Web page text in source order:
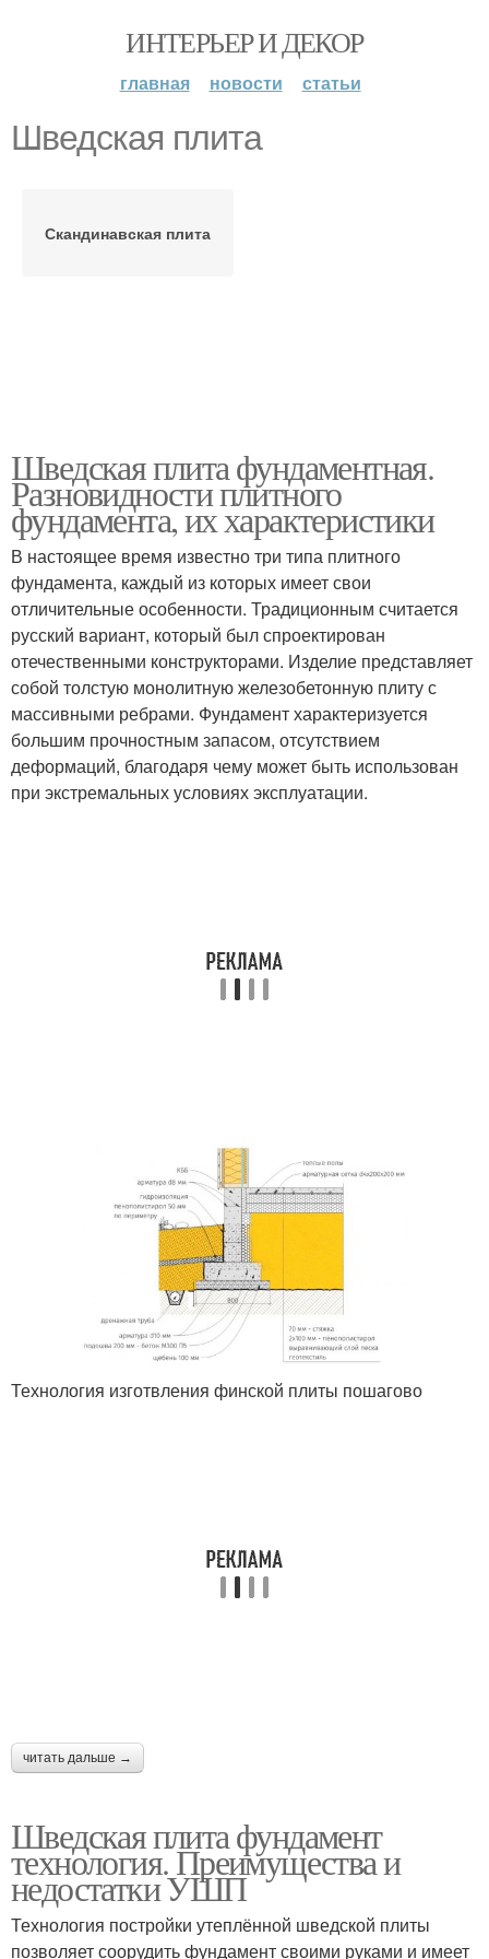
ИНТЕРЬЕР И ДЕКОР
главная новости статьи
Шведская плита
Скандинавская плита
Шведская плита фундаментная.
Разновидности плитного
фундамента, их характеристики
В настоящее время известно три типа плитного
фундамента, каждый из которых имеет свои
отличительные особенности. Традиционным считается
русский вариант, который был спроектирован
отечественными конструкторами. Изделие представляет
собой толстую монолитную железобетонную плиту с
массивными ребрами. Фундамент характеризуется
большим прочностным запасом, отсутствием
деформаций, благодаря чему может быть использован
при экстремальных условиях эксплуатации.
Технология изготвления финской плиты пошагово
читать дальше →
Шведская плита фундамент
технология. Преимущества и
недостатки УШП
Технология постройки утеплённой шведской плиты
позволяет соорудить фундамент своими руками и имеет